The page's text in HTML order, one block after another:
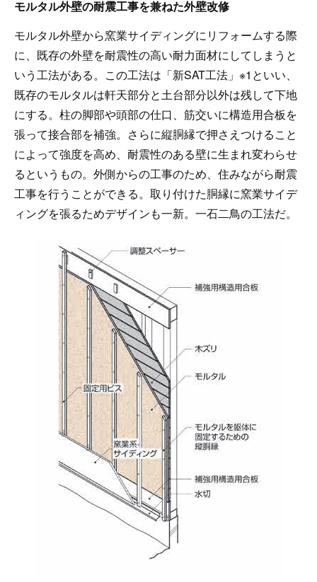
モルタル外壁の耐震工事を兼ねた外壁改修
モルタル外壁から窯業サイディングにリフォームする際
に、既存の外壁を耐震性の高い耐力面材にしてしまうと
いう工法がある。この工法は「新SAT工法」※1といい、
既存のモルタルは軒天部分と土台部分以外は残して下地
にする。柱の脚部や頭部の仕口、筋交いに構造用合板を
張って接合部を補強。さらに縦胴縁で押さえつけること
によって強度を高め、耐震性のある壁に生まれ変わらせ
るというもの。外側からの工事のため、住みながら耐震
工事を行うことができる。取り付けた胴縁に窯業サイデ
ィングを張るためデザインも一新。一石二鳥の工法だ。